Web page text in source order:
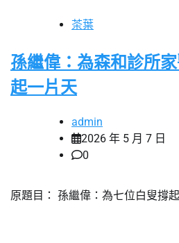
茶葉
孫繼偉：為森和診所
起一片天
admin
2026 年 5 月 7 日
0
原題目： 孫繼偉：為七位白叟撐